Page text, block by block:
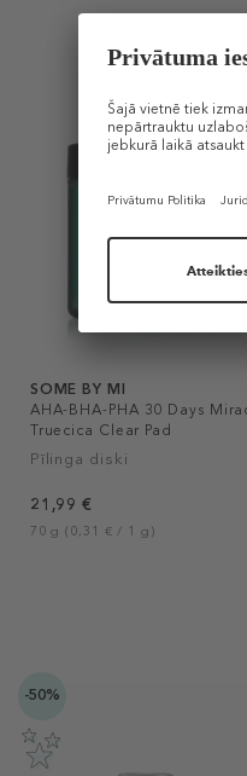
SOME BY MI
AHA-BHA-PHA 30 Days
Truecica Clear Pad
Pīlinga diski
21,99 €
70 g (0,31 € / 1 g)
-50%